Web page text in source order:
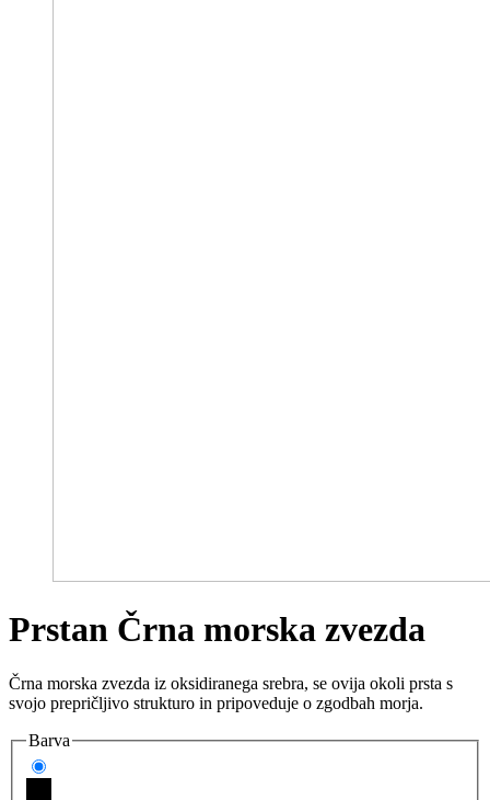
Prstan Črna morska zvezda
Črna morska zvezda iz oksidiranega srebra, se ovija okoli prsta s
svojo prepričljivo strukturo in pripoveduje o zgodbah morja.
Barva